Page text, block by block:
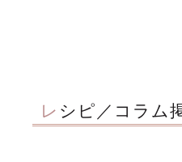
レシピ／コラム